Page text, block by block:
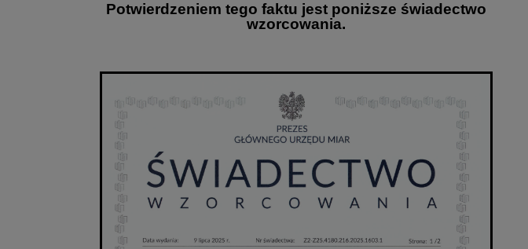
Potwierdzeniem tego faktu jest poniższe świadectwo
wzorcowania.